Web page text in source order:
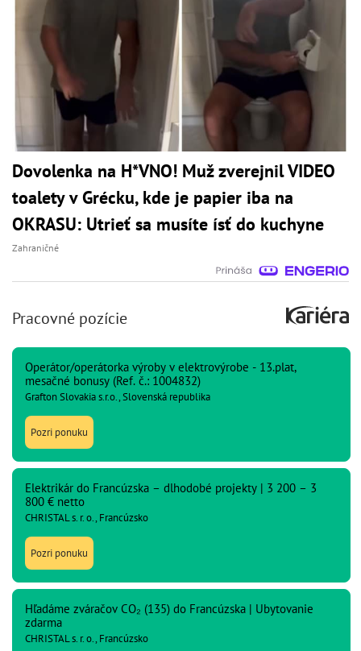
Dovolenka na H*VNO! Muž zverejnil VIDEO
toalety v Grécku, kde je papier iba na
OKRASU: Utrieť sa musíte ísť do kuchyne
Zahraničné
Pracovné pozície
Operátor/operátorka výroby v elektrovýrobe - 13.plat,
mesačné bonusy (Ref. č.: 1004832)
Grafton Slovakia s.r.o., Slovenská republika
Pozri ponuku
Elektrikár do Francúzska – dlhodobé projekty | 3 200 – 3
800 € netto
CHRISTAL s. r. o., Francúzsko
Pozri ponuku
Hľadáme zváračov CO₂ (135) do Francúzska | Ubytovanie
zdarma
CHRISTAL s. r. o., Francúzsko